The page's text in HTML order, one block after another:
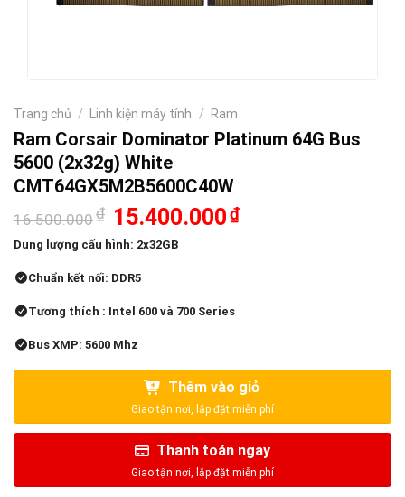
Trang chủ / Linh kiện máy tính / Ram
Ram Corsair Dominator Platinum 64G Bus
5600 (2x32g) White
CMT64GX5M2B5600C40W
16.500.000₫ Giá
gốc
là:
15.400.000₫Giá
Dung lượng cấu hình: 2x32GB
Chuẩn kết nối: DDR5
Tương thích : Intel 600 và 700 Series
Bus XMP: 5600 Mhz
Thêm vào giỏ
Thanh toán ngay